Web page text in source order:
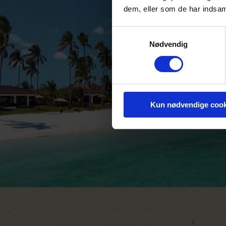
dem, eller som de har
Nødvendig
Kun nødvendige